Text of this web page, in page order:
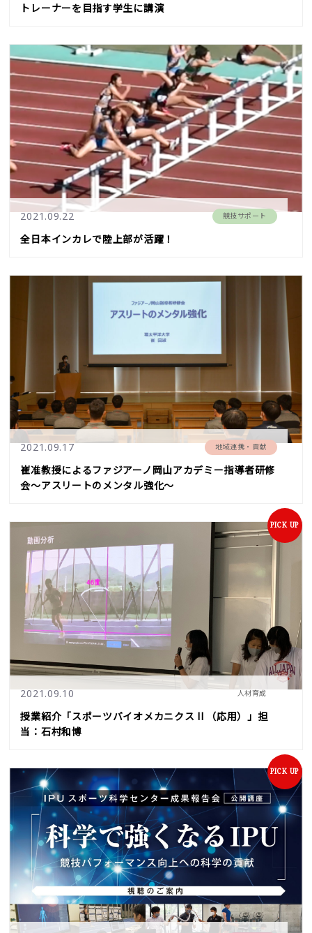
トレーナーを目指す学生に講演
2021.09.22 競技サポート
全日本インカレで陸上部が活躍！
2021.09.17 地域連携・貢献
崔准教授によるファジアーノ岡山アカデミー指導者研修
会～アスリートのメンタル強化～
PICK UP
2021.09.10 人材育成
授業紹介「スポーツバイオメカニクス II （応用）」担
当：石村和博
PICK UP